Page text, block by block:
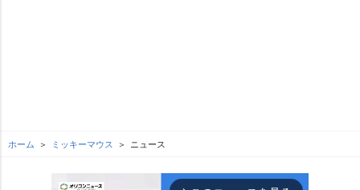
ホーム ミッキーマウス ニュース